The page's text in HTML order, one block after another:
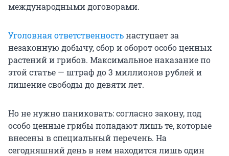
международными договорами.
Уголовная ответственностьнаступает за
незаконную добычу, сбор и оборот особо ценных
растений и грибов. Максимальное наказание по
этой статье — штраф до 3 миллионов рублей и
лишение свободы до девяти лет.
Но не нужно паниковать: согласно закону, под
особо ценные грибы попадают лишь те, которые
внесены в специальный перечень. На
сегодняшний день в нем находится лишь один